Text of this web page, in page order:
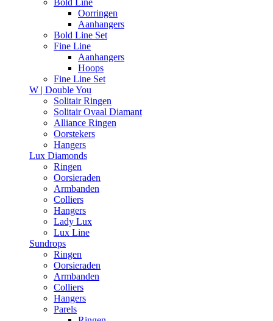
Bold Line
Oorringen
Aanhangers
Bold Line Set
Fine Line
Aanhangers
Hoops
Fine Line Set
W | Double You
Solitair Ringen
Solitair Ovaal Diamant
Alliance Ringen
Oorstekers
Hangers
Lux Diamonds
Ringen
Oorsieraden
Armbanden
Colliers
Hangers
Lady Lux
Lux Line
Sundrops
Ringen
Oorsieraden
Armbanden
Colliers
Hangers
Parels